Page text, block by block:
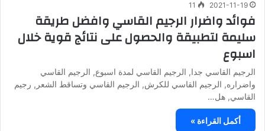
2021-11-19
11
فوائد واضرار الرجيم القاسي وافضل طريقة
سليمة لتطبيقة والحصول على نتائج قوية خلال
اسبوع
الرجيم القاسي جدا, الرجيم القاسي لمدة اسبوع, الرجيم القاسي
واضراره, الرجيم القاسي للكرش, الرجيم القاسي وتساقط الشعر, رجيم
القاسي, هل…
أكمل القراءة »